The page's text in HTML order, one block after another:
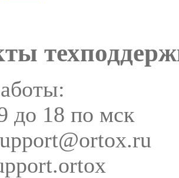
до 18 по мск